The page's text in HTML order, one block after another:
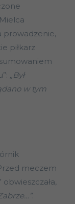
prowadzenie,
piłkarz
„Był
w tym
meczem
.